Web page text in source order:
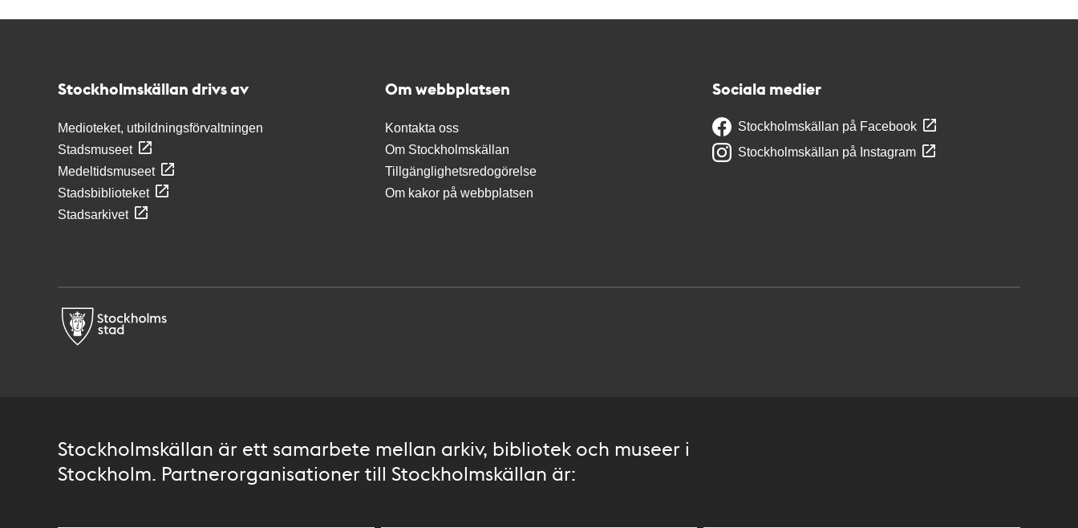
Stockholmskällan drivs av
Medioteket, utbildningsförvaltningen
Stadsmuseet
Medeltidsmuseet
Stadsbiblioteket
Stadsarkivet
Om webbplatsen
Kontakta oss
Om Stockholmskällan
Tillgänglighetsredogörelse
Om kakor på webbplatsen
Sociala medier
Stockholmskällan på Facebook
Stockholmskällan på Instagram
Stockholmskällan är ett samarbete mellan arkiv, bibliotek och museer i
Stockholm. Partnerorganisationer till Stockholmskällan är: